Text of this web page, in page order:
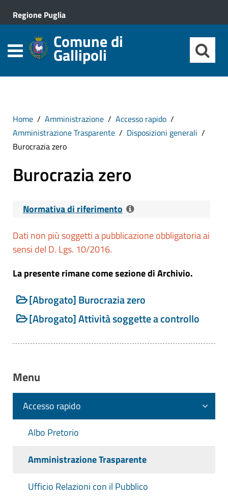
Regione Puglia
Comune di
Gallipoli
Home Amministrazione
Accesso rapido
Amministrazione Trasparente
Disposizioni generali
Burocrazia zero
Burocrazia zero
Normativa di riferimento
Riferimenti normativi:D.L. 21 giugno
2013, n. 69 - Art. 37, c. 3, c. 3-bis - Zone
Dati non più soggetti a pubblicazione obbligatoria ai
sensi del D. Lgs. 10/2016.
La presente rimane come sezione di Archivio.
[Abrogato] Burocrazia zero
[Abrogato] Attività soggette a controllo
Menu
Accesso rapido
Albo Pretorio
Amministrazione Trasparente
Ufficio Relazioni con il Pubblico